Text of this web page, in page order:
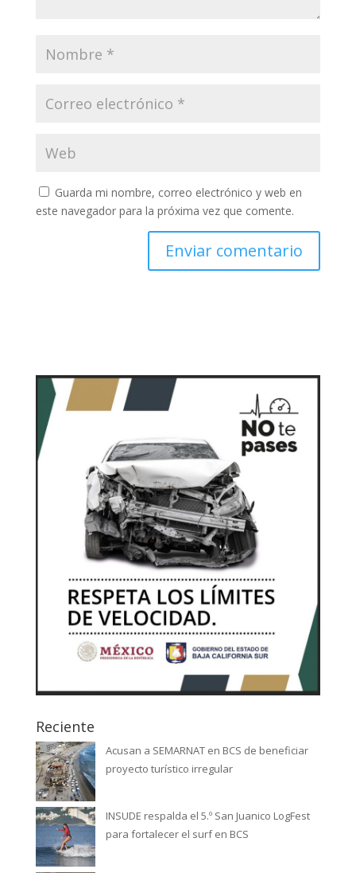
Guarda mi nombre, correo electrónico y web en
este navegador para la próxima vez que comente.
Reciente
Acusan a SEMARNAT en BCS de beneficiar
proyecto turístico irregular
INSUDE respalda el 5.º San Juanico LogFest
para fortalecer el surf en BCS